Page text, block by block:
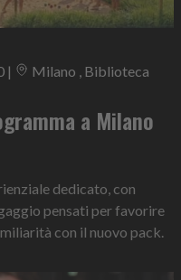
|
Milano , Biblioteca
a Milano
dedicato, con
pensati per favorire
con il nuovo pack.